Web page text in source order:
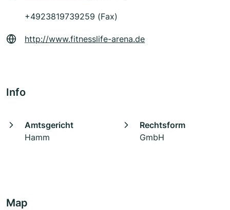
+4923819739259 (Fax)
http://www.fitnesslife-arena.de
Info
Amtsgericht
Hamm
Rechtsform
GmbH
Map